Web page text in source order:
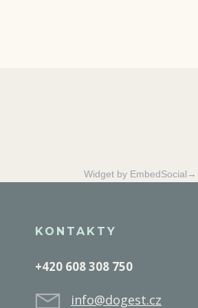
Widget by EmbedSocial→
KONTAKTY
+420 608 308 750
info@dogest.cz